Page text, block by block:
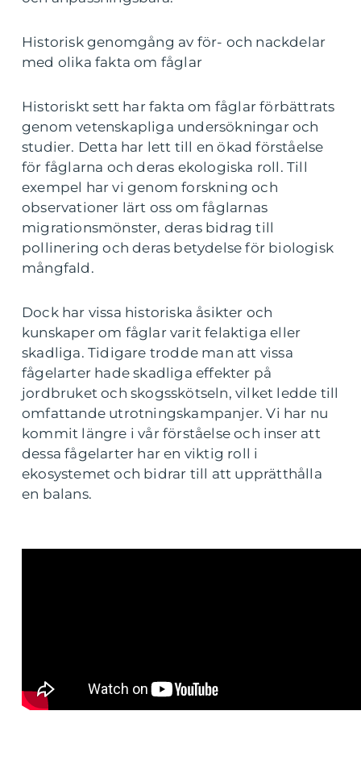
Historisk genomgång av för- och nackdelar
med olika fakta om fåglar
Historiskt sett har fakta om fåglar förbättrats
genom vetenskapliga undersökningar och
studier. Detta har lett till en ökad förståelse
för fåglarna och deras ekologiska roll. Till
exempel har vi genom forskning och
observationer lärt oss om fåglarnas
migrationsmönster, deras bidrag till
pollinering och deras betydelse för biologisk
mångfald.
Dock har vissa historiska åsikter och
kunskaper om fåglar varit felaktiga eller
skadliga. Tidigare trodde man att vissa
fågelarter hade skadliga effekter på
jordbruket och skogsskötseln, vilket ledde till
omfattande utrotningskampanjer. Vi har nu
kommit längre i vår förståelse och inser att
dessa fågelarter har en viktig roll i
ekosystemet och bidrar till att upprätthålla
en balans.